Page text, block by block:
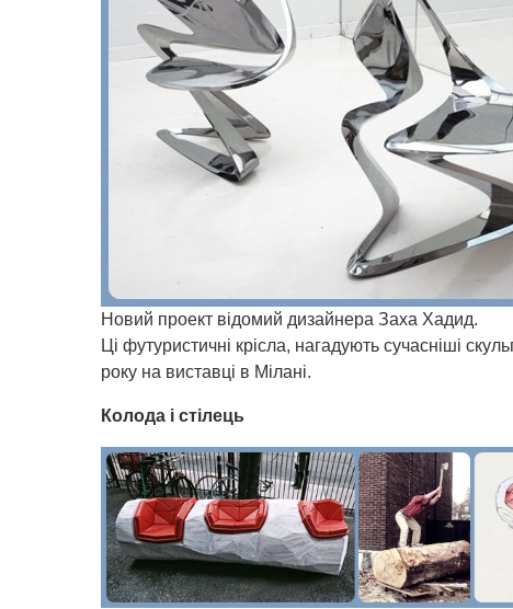
Новий проект відомий дизайнера Заха Хадид.
Ці футуристичні крісла, нагадують сучасніші
року на виставці в Мілані.
Колода і стілець